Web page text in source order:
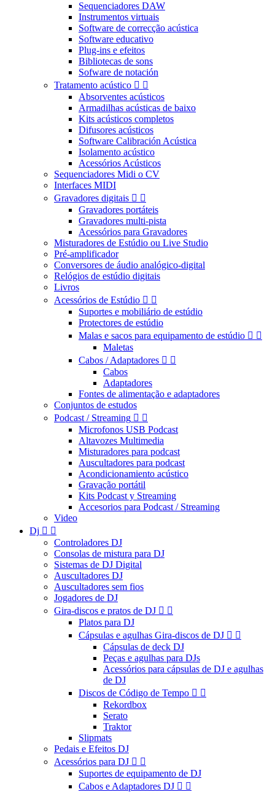
Sequenciadores DAW
Instrumentos virtuais
Software de correcção acústica
Software educativo
Plug-ins e efeitos
Bibliotecas de sons
Sofware de notación
Tratamento acústico  
Absorventes acústicos
Armadilhas acústicas de baixo
Kits acústicos completos
Difusores acústicos
Software Calibración Acústica
Isolamento acústico
Acessórios Acústicos
Sequenciadores Midi o CV
Interfaces MIDI
Gravadores digitais  
Gravadores portáteis
Gravadores multi-pista
Acessórios para Gravadores
Misturadores de Estúdio ou Live Studio
Pré-amplificador
Conversores de áudio analógico-digital
Relógios de estúdio digitais
Livros
Acessórios de Estúdio  
Suportes e mobiliário de estúdio
Protectores de estúdio
Malas e sacos para equipamento de estúdio  
Maletas
Cabos / Adaptadores  
Cabos
Adaptadores
Fontes de alimentação e adaptadores
Conjuntos de estudos
Podcast / Streaming  
Microfonos USB Podcast
Altavozes Multimedia
Misturadores para podcast
Auscultadores para podcast
Acondicionamiento acústico
Gravação portátil
Kits Podcast y Streaming
Accesorios para Podcast / Streaming
Video
Dj  
Controladores DJ
Consolas de mistura para DJ
Sistemas de DJ Digital
Auscultadores DJ
Auscultadores sem fios
Jogadores de DJ
Gira-discos e pratos de DJ  
Platos para DJ
Cápsulas e agulhas Gira-discos de DJ  
Cápsulas de deck DJ
Peças e agulhas para DJs
Acessórios para cápsulas de DJ e agulhas
de DJ
Discos de Código de Tempo  
Rekordbox
Serato
Traktor
Slipmats
Pedais e Efeitos DJ
Acessórios para DJ  
Suportes de equipamento de DJ
Cabos e Adaptadores DJ  